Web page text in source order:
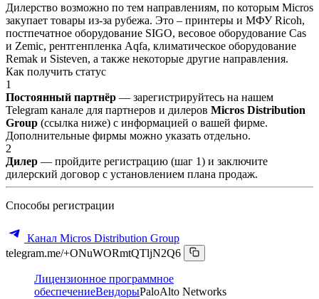
Дилерство возможно по тем направлениям, по которым Micros
закупает товары из-за рубежа. Это – принтеры и МФУ Ricoh,
постпечатное оборудование SIGO, весовое оборудование Cas
и Zemic, рентгенпленка Aqfa, климатическое оборудование
Remak и Sisteven, а также некоторые другие направления.
Как получить статус
1
Постоянный партнёр — зарегистрируйтесь на нашем
Telegram канале для партнеров и дилеров Micros Distribution
Group (ссылка ниже) с информацией о вашей фирме.
Дополнительные фирмы можно указать отдельно.
2
Дилер — пройдите регистрацию (шаг 1) и заключите
дилерский договор с установлением плана продаж.
Способы регистрации
Канал Micros Distribution Group
telegram.me/+ONuWORmtQTljN2Q6
Лицензионное программное
обеспечениеВендорыPaloAlto Networks